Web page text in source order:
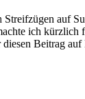
Streifzügen auf
ich kürzlich
Beitrag auf